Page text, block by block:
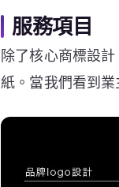
服務項目
除了核心商標設
紙。當我們看到